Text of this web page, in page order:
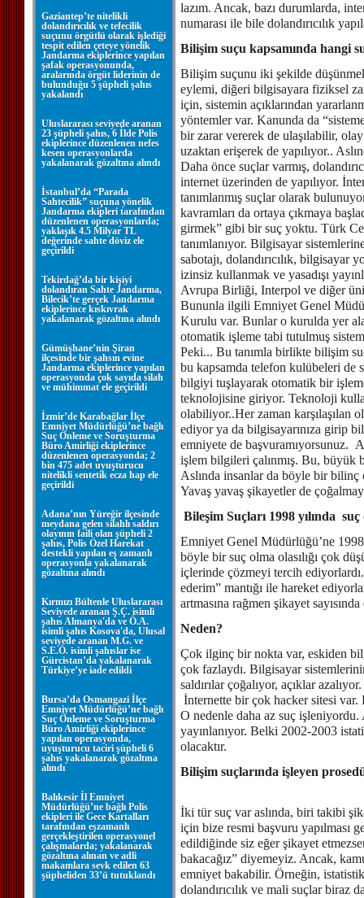
Gaziantep’te nitelikli
dolandırıcılık ve tefecilik
suçunu örgütlü olarak işlediği
tespit edilen çeteye yönelik
Jandarma ekiplerince yapılan
şafak operasyonunda,
aralarında örgüt liderinin de
bulunduğu 5 şüpheli şahıs
yakalandı
Uluslararası seviyede aranan
23 şüpheli şahıs, 6 İlde Polis
ekiplerince düzenlenen nefes
kesen operasyonlarda
yakalanarak gözaltına alındı
İstanbul’da “Parada
Sahtecilik” suçuna yönelik
Jandarma ekipleri tarafından
düzenlenen operasyonlarda;
yaklaşık 4.5 Milyar TL
değerinde sahte döviz ele
geçirildi
Tekirdağ’da bir kişiyi
dolandıran Sahte Jandarma,
Bilecik’te gerçek Jandarma
ekiplerince kıskıvrak
yakalanarak gözaltına alındı
Gümüşhane’nin Şiran
ilçesinde bir şahsın evine
Jandarma ekiplerince yapılan
operasyonda çok sayıda silah
ve mühimmat ele geçirildi
İzmir’de Karabağlar İlçe
Emniyet Müdürlüğü’ne bağlı
Suç Önleme ve Soruşturma
Büro Amirliği ekiplerince
düzenlenen operasyonda; 2
bin 475 adet uyuşturucu
nitelikli sentetik ecza hap ele
geçirildi
Adana’nın Yüreğir ilçesinde
meydana gelen silahlı saldırı
olayının faili olan şüpheli 2
şahıs, Polis Özel Harekat
destekli yapılan eş zamanlı
operasyonla yakalanarak
gözaltına alındı
Kırmızı Bültenle Uluslararası
Seviyede aranan Ş.Ç. isimli
şahıs Almanya'da ve Ö.A.
isimli şahıs Kosova'da, Ulusal
seviyede aranan M.G. ve
S.E.Ö. isimli şahıslar ise
Gürcistan’da yakalanarak
Türkiye’ye iade edildi
Bursa’da Osmangazi İlçe
Emniyet Müdürlüğü’ne bağlı
Suç Önleme ve Soruşturma
Büro Amirliği ekiplerince
yapılan operasyonda,
uyuşturucu taciri şüpheli 6
şahıs yakalanarak gözaltına
alındı
Balıkesir İl Emniyet
Müdürlüğü’ne bağlı Polis
ekipleri ile Gece Kartalları
tarafından eşzamanlı
gerçekleştirilen operasyonel
çalışmalarda; yakalanarak
gözaltına alınan ve adli
makamlara sevk edilen 63
şüpheliden 33’ü tutuklandı
lazım. Ancak, bazı durumlarda,
numarası ile bile dolandırıcılık
Bilişim suçu kapsamında hangi
Bilişim suçunu iki şekilde
eylemi, diğeri bilgisayara fiziksel
için, sistemin açıklarından
yöntemler var. Kanunda da
bir zarar vererek de ulaşılabilir,
uzaktan erişerek de yapılıyor..
Daha önce suçlar varmış,
internet üzerinden de yapılıyor.
tanımlanmış suçlar olarak
kavramları da ortaya çıkmaya
girmek” gibi bir suç yoktu. Türk
tanımlanıyor. Bilgisayar
sabotajı, dolandırıcılık, bilgisayar
izinsiz kullanmak ve yasadışı
Avrupa Birliği, Interpol ve diğer
Bununla ilgili Emniyet Genel
Kurulu var. Bunlar o kurulda yer
otomatik işleme tabi tutulmuş
Peki... Bu tanımla birlikte bilişim
bu kapsamda telefon kulübeleri de
bilgiyi tuşlayarak otomatik bir
teknolojisine giriyor. Teknoloji
olabiliyor..Her zaman karşılaşılan
ediyor ya da bilgisayarınıza girip
emniyete de başvuramıyorsunuz.
işlem bilgileri çalınmış. Bu,
Aslında insanlar da böyle bir
Yavaş yavaş şikayetler de
Bileşim Suçları 1998 yılında
Emniyet Genel Müdürlüğü’ne
böyle bir suç olma olasılığı çok
içlerinde çözmeyi tercih
ederim” mantığı ile hareket
artmasına rağmen şikayet
Neden?
Çok ilginç bir nokta var, eskiden
çok fazlaydı. Bilgisayar
saldırılar çoğalıyor, açıklar
İnternette bir çok hacker sitesi
O nedenle daha az suç
yayınlanıyor. Belki 2002-2003
olacaktır.
Bilişim suçlarında işleyen
İki tür suç var aslında, biri takibi
için bize resmi başvuru yapılması
edildiğinde siz eğer şikayet
bakacağız” diyemeyiz. Ancak,
emniyet bakabilir. Örneğin,
dolandırıcılık ve mali suçlar biraz